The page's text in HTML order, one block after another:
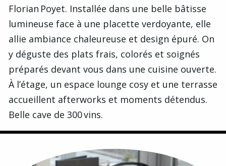
Florian Poyet. Installée dans une belle bâtisse
lumineuse face à une placette verdoyante, elle
allie ambiance chaleureuse et design épuré. On
y déguste des plats frais, colorés et soignés
préparés devant vous dans une cuisine ouverte.
À l’étage, un espace lounge cosy et une terrasse
accueillent afterworks et moments détendus.
Belle cave de 300 vins.